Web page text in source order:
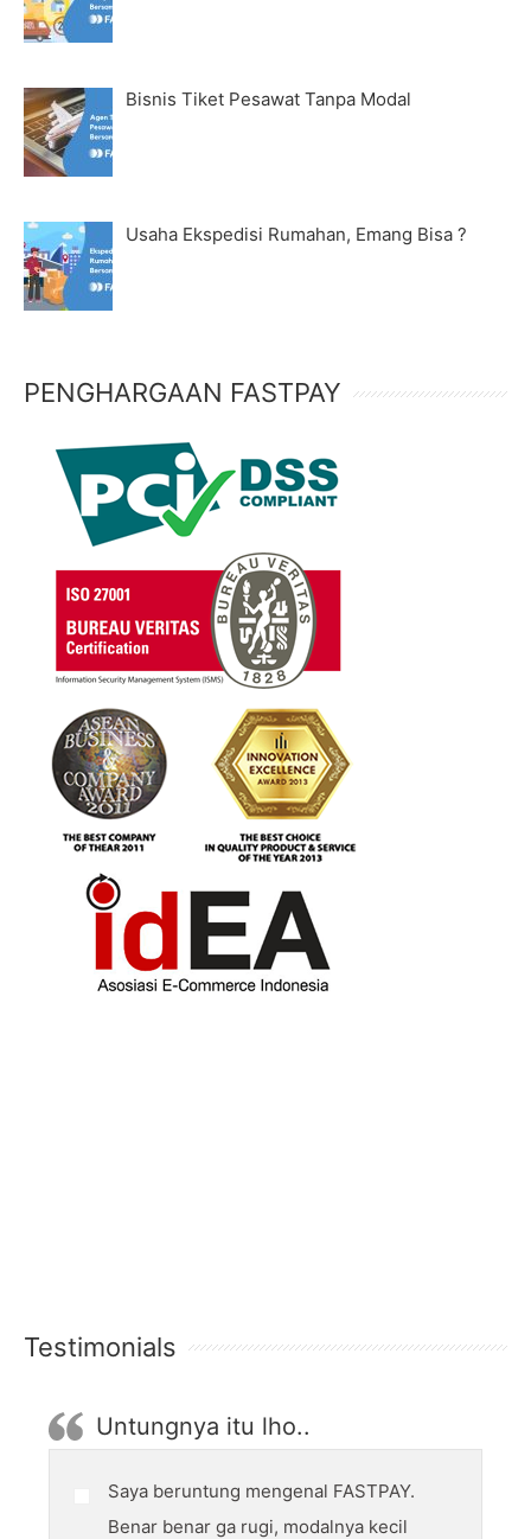
Bisnis Tiket Pesawat Tanpa Modal
Usaha Ekspedisi Rumahan, Emang Bisa ?
PENGHARGAAN FASTPAY
Testimonials
Untungnya itu lho..
Saya beruntung mengenal FASTPAY.
Benar benar ga rugi, modalnya kecil